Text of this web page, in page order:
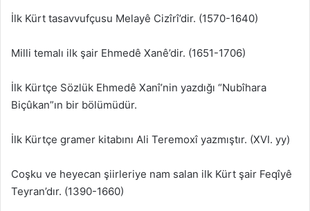
İlk Kürt tasavvufçusu Melayê Cizîrî’dir. (1570-1640)
Milli temalı ilk şair Ehmedê Xanê’dir. (1651-1706)
İlk Kürtçe Sözlük Ehmedê Xanî’nin yazdığı “Nubîhara
Biçûkan”ın bir bölümüdür.
İlk Kürtçe gramer kitabını Ali Teremoxî yazmıştır. (XVI. yy)
Coşku ve heyecan şiirleriye nam salan ilk Kürt şair Feqîyê
Teyran’dır. (1390-1660)